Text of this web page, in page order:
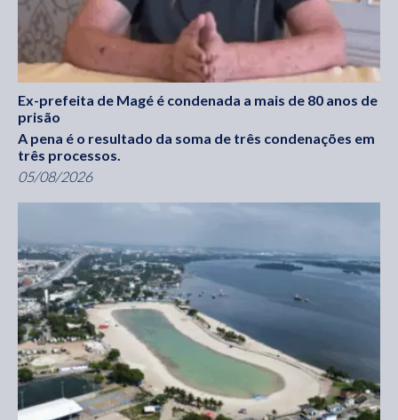
Ex-prefeita de Magé é condenada a mais de 80 anos de
prisão
A pena é o resultado da soma de três condenações em
três processos.
05/08/2026